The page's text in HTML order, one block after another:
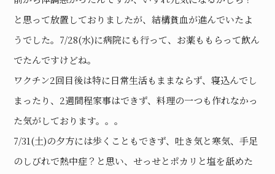
と思って放置しておりましたが、結構貧血が進んでいたよ
うでした。7/28(水)に病院にも行って、お薬ももらって飲ん
でたんですけどね。
ワクチン2回目後は特に日常生活もままならず、寝込んでし
まったり、2週間程家事はできず、料理の一つも作れなかっ
た気がしております。。。
7/31(土)の夕方には歩くこともできず、吐き気と寒気、手足
のしびれで熱中症？と思い、せっせとポカリと塩を舐めた